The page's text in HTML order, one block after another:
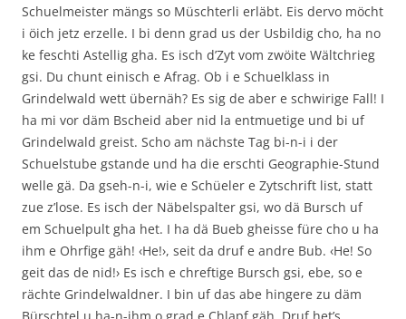
Schuelmeister mängs so Müschterli erläbt. Eis dervo möcht
i öich jetz erzelle. I bi denn grad us der Usbildig cho, ha no
ke feschti Astellig gha. Es isch d’Zyt vom zwöite Wältchrieg
gsi. Du chunt einisch e Afrag. Ob i e Schuelklass in
Grindelwald wett übernäh? Es sig de aber e schwirige Fall! I
ha mi vor däm Bscheid aber nid la entmuetige und bi uf
Grindelwald greist. Scho am nächste Tag bi-n-i i der
Schuelstube gstande und ha die erschti Geographie-Stund
welle gä. Da gseh-n-i, wie e Schüeler e Zytschrift list, statt
zue z’lose. Es isch der Näbelspalter gsi, wo dä Bursch uf
em Schuelpult gha het. I ha dä Bueb gheisse füre cho u ha
ihm e Ohrfige gäh! ‹He!›, seit da druf e andre Bub. ‹He! So
geit das de nid!› Es isch e chreftige Bursch gsi, ebe, so e
rächte Grindelwaldner. I bin uf das abe hingere zu däm